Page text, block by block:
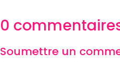
0
Soumettre un